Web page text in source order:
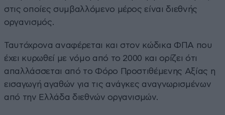
στις οποίες συμβαλλόμενο μέρος είναι διεθνής
οργανισμός.
Ταυτόχρονα αναφέρεται και στον κώδικα ΦΠΑ που
έχει κυρωθεί με νόμο από το 2000 και ορίζει ότι
απαλλάσσεται από το Φόρο Προστιθέμενης Αξίας η
εισαγωγή αγαθών για τις ανάγκες αναγνωρισμένων
από την Ελλάδα διεθνών οργανισμών.